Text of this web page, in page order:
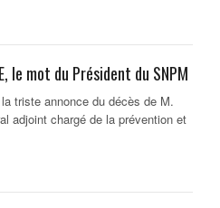
le mot du Président du SNPM
triste annonce du décès de M.
adjoint chargé de la prévention et